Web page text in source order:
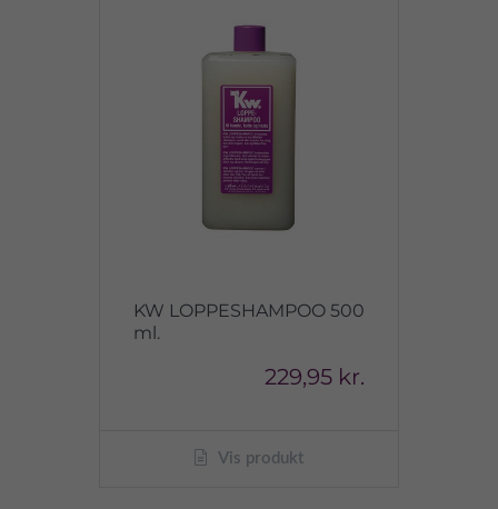
KW LOPPESHAMPOO 500
ml.
229,95 kr.
Vis produkt